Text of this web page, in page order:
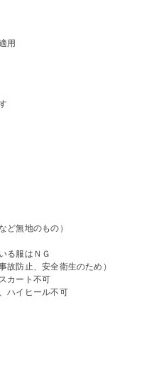
用
ど無地のもの）
る服はＮＧ
防止、安全衛生のため）
カート不可
ハイヒール不可